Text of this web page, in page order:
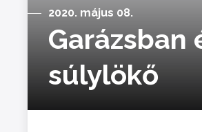
2020. május 08.
súlylökő